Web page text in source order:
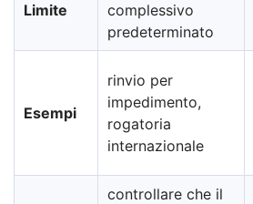
Limite
complessivo
predeterminato
Esempi
rinvio per
impedimento,
rogatoria
internazionale
controllare che il